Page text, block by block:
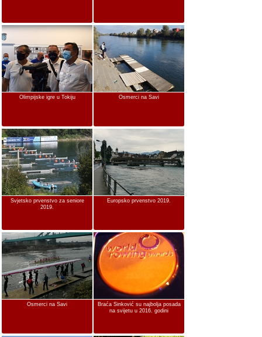
Olimpijske igre u Tokiju Osmerci na Savi
Svjetsko prvenstvo za seniore
2019.
Europsko prvenstvo 2019.
Osmerci na Savi
Braća Sinković su najbolja posada
na svijetu u 2016. godini